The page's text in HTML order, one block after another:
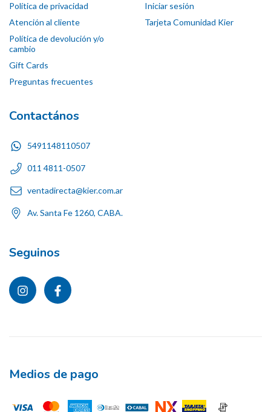
Política de privacidad
Atención al cliente
Política de devolución y/o
cambio
Gift Cards
Preguntas frecuentes
Iniciar sesión
Tarjeta Comunidad Kier
Contactános
5491148110507
011 4811-0507
ventadirecta@kier.com.ar
Av. Santa Fe 1260, CABA.
Seguinos
Medios de pago